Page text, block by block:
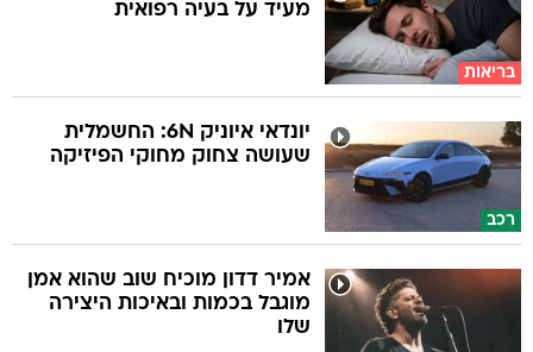
בריאות
מעיד על בעיה רפואית
רכב
יונדאי איוניק 6N: החשמלית
שעושה צחוק מחוקי הפיזיקה
אמיר דדון מוכיח שוב שהוא אמן
מוגבל בכמות ובאיכות היצירה
שלו